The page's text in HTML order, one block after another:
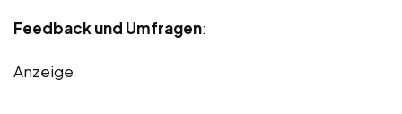
Feedback und Umfragen:
Anzeige